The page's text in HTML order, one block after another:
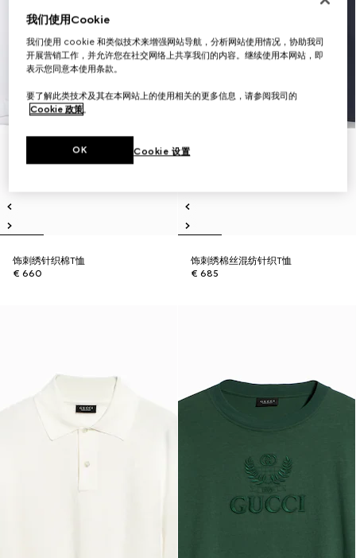
饰刺绣针织棉T恤
€ 660
饰刺绣棉丝混纺针织T恤
€ 685
我们使用Cookie
我们使用 cookie 和类似技术来增强网站导航，分析网站使用情况，协助我司
开展营销工作，并允许您在社交网络上共享我们的内容。继续使用本网站，即
表示您同意本使用条款。
要了解此类技术及其在本网站上的使用相关的更多信息，请参阅我司的
Cookie 政策。
Cookie 设置
OK